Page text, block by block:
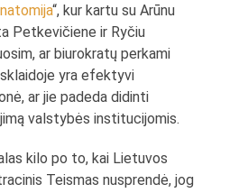
“, kur kartu su Arūnu
Petkevičiene ir Ryčiu
ar biurokratų perkami
yra efektyvi
ar jie padeda didinti
valstybės institucijomis.
kilo po to, kai Lietuvos
Teismas nusprendė, jog